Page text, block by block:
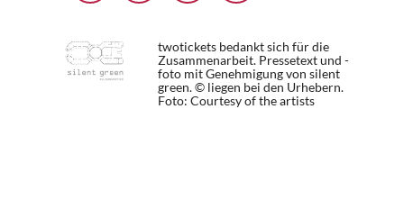
twotickets bedankt sich für die
Zusammenarbeit. Pressetext und -
foto mit Genehmigung von silent
green. © liegen bei den Urhebern.
Foto: Courtesy of the artists